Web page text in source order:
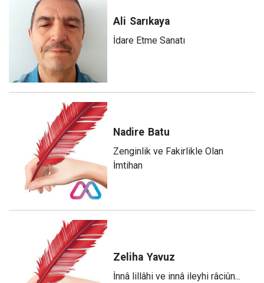
Ali Sarıkaya
İdare Etme Sanatı
Nadire Batu
Zenginlik ve Fakirlikle Olan
İmtihan
Zeliha Yavuz
​İnnâ lillâhi ve innâ ileyhi râciûn...